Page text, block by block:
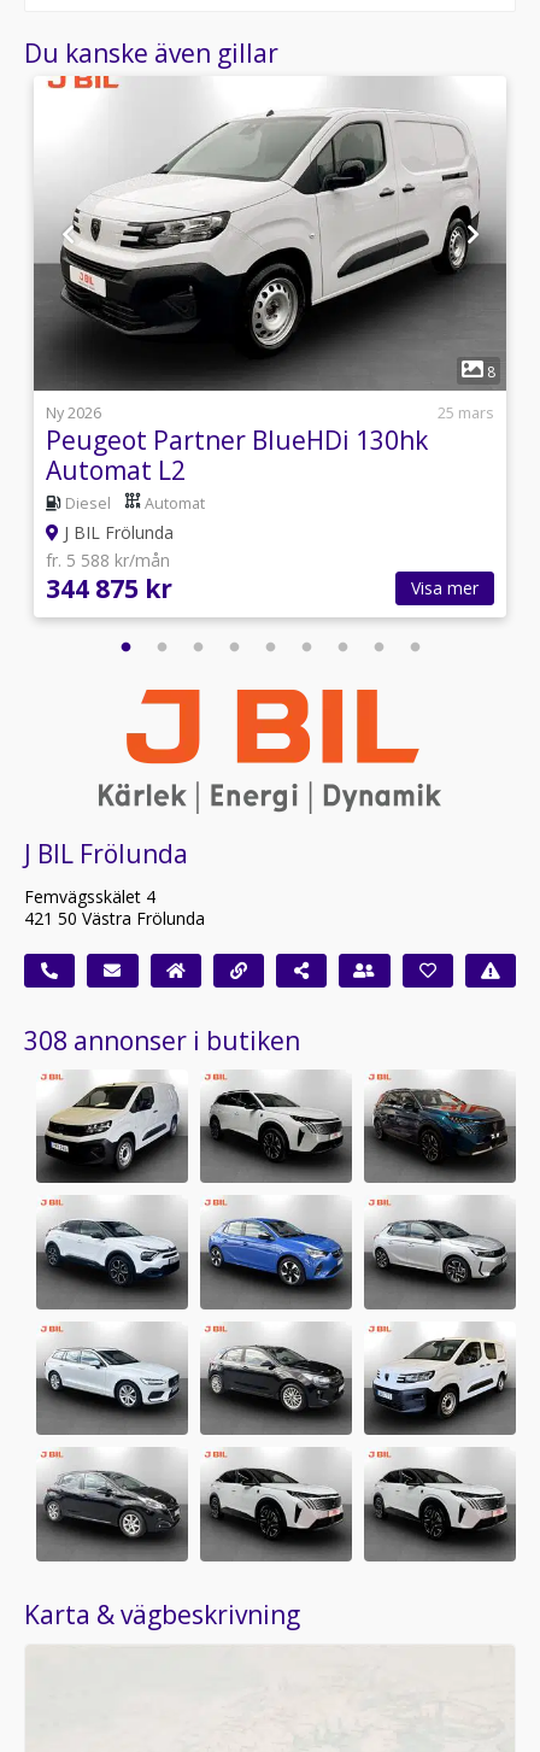
Du kanske även gillar
1
8
Ny 2026
25 mars
Peugeot Partner BlueHDi 130hk
Automat L2
Diesel Automat
J BIL Frölunda
fr. 5 588 kr/mån
344 875 kr Visa mer
J BIL Frölunda
Femvägsskälet 4
421 50 Västra Frölunda
308 annonser i butiken
Karta & vägbeskrivning